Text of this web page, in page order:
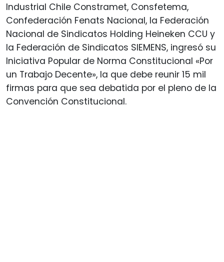
Industrial Chile Constramet, Consfetema,
Confederación Fenats Nacional, la Federación
Nacional de Sindicatos Holding Heineken CCU y
la Federación de Sindicatos SIEMENS, ingresó su
Iniciativa Popular de Norma Constitucional «Por
un Trabajo Decente», la que debe reunir 15 mil
firmas para que sea debatida por el pleno de la
Convención Constitucional.